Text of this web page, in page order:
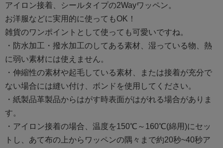
アイロン接着、シールタイプの2Wayワッペン。
お洋服などに実用的に使ってもOK！
雑貨のワンポイントとして使っても可愛いですね。
・防水加工・撥水加工のしてある素材、湿っている物、熱
に弱い素材には使えません。
・伸縮性の素材や起毛している素材、または接着が充分で
ない場合には縫い付け、ボンドを使用してください。
・紙製品革製品からはがす時表面がはがれる場合がありま
す。
・アイロン接着の場合、温度を150℃～160℃(綿用)にセッ
トし、あて布の上からワッペンの隅々まで約20秒~40秒ア